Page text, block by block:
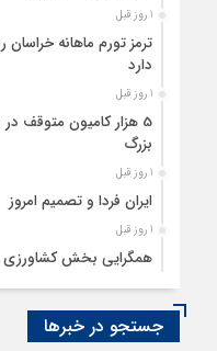
1 روز قبل
ترمز تورم ماهانه
دارد
1 روز قبل
5 هزار کامیون متوقف
بزرگ
1 روز قبل
ایران فردا و تصمیم امروز
1 روز قبل
همگرایی بخش
2 روز قبل
ردیابی دلارهای صادراتی
جستجو در خبرها